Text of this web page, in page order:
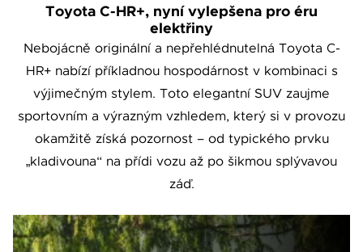
Toyota C-HR+, nyní vylepšena pro éru
elektřiny
Nebojácně originální a nepřehlédnutelná Toyota C-
HR+ nabízí příkladnou hospodárnost v kombinaci s
výjimečným stylem. Toto elegantní SUV zaujme
sportovním a výrazným vzhledem, který si v provozu
okamžitě získá pozornost – od typického prvku
„kladivouna“ na přídi vozu až po šikmou splývavou
záď.